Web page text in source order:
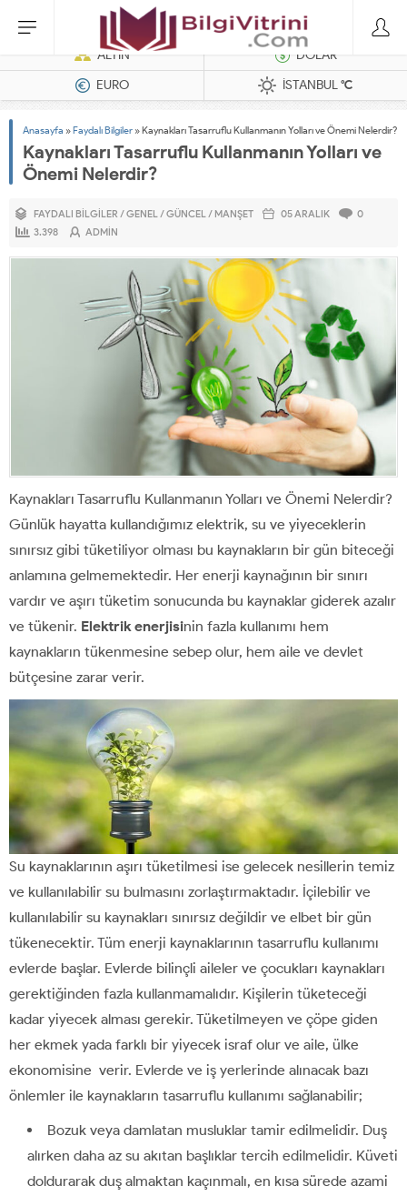
Dizel Jeneratörler
ALTIN
DOLAR
EURO
İSTANBUL°C
Anasayfa »Faydalı Bilgiler »Kaynakları Tasarruflu Kullanmanın Yolları ve Önemi Nelerdir?
Kaynakları Tasarruflu Kullanmanın Yolları ve
Önemi Nelerdir?
FAYDALI BILGILER /GENEL/GÜNCEL/ MANŞET 05 ARALIK
0
3.398
ADMIN
Kaynakları Tasarruflu Kullanmanın Yolları ve Önemi Nelerdir?
Günlük hayatta kullandığımız elektrik, su ve yiyeceklerin
sınırsız gibi tüketiliyor olması bu kaynakların bir gün biteceği
anlamına gelmemektedir. Her enerji kaynağının bir sınırı
vardır ve aşırı tüketim sonucunda bu kaynaklar giderek azalır
ve tükenir. Elektrik enerjisinin fazla kullanımı hem
kaynakların tükenmesine sebep olur, hem aile ve devlet
bütçesine zarar verir.
Su kaynaklarının aşırı tüketilmesi ise gelecek nesillerin temiz
ve kullanılabilir su bulmasını zorlaştırmaktadır. İçilebilir ve
kullanılabilir su kaynakları sınırsız değildir ve elbet bir gün
tükenecektir. Tüm enerji kaynaklarının tasarruflu kullanımı
evlerde başlar. Evlerde bilinçli aileler ve çocukları kaynakları
gerektiğinden fazla kullanmamalıdır. Kişilerin tüketeceği
kadar yiyecek alması gerekir. Tüketilmeyen ve çöpe giden
her ekmek yada farklı bir yiyecek israf olur ve aile, ülke
ekonomisine verir. Evlerde ve iş yerlerinde alınacak bazı
önlemler ile kaynakların tasarruflu kullanımı sağlanabilir;
Bozuk veya damlatan musluklar tamir edilmelidir. Duş
alırken daha az su akıtan başlıklar tercih edilmelidir. Küveti
doldurarak duş almaktan kaçınmalı, en kısa sürede azami